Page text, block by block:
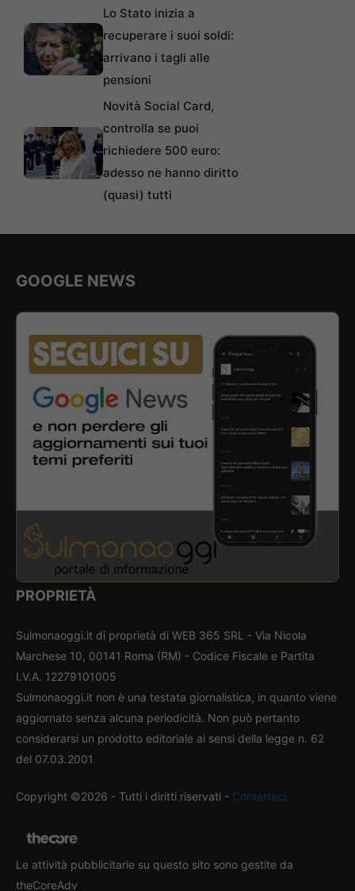
Lo Stato inizia a
recuperare i suoi soldi:
arrivano i tagli alle
pensioni
Novità Social Card,
controlla se puoi
richiedere 500 euro:
adesso ne hanno diritto
(quasi) tutti
GOOGLE NEWS
PROPRIETÀ
Sulmonaoggi.it di proprietà di WEB 365 SRL - Via Nicola
Marchese 10, 00141 Roma (RM) - Codice Fiscale e Partita
I.V.A. 12279101005
Sulmonaoggi.it non è una testata giornalistica, in quanto viene
aggiornato senza alcuna periodicità. Non può pertanto
considerarsi un prodotto editoriale ai sensi della legge n. 62
del 07.03.2001
Copyright ©2026 - Tutti i diritti riservati - Contattaci
Le attività pubblicitarie su questo sito sono gestite da
theCoreAdv